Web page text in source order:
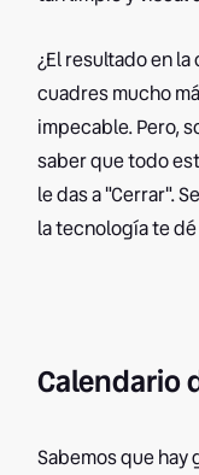
¿El resultado en
cuadres mucho
impecable. Pero,
saber que todo
le das a "Cerrar".
la tecnología te
Calendario
Sabemos que hay